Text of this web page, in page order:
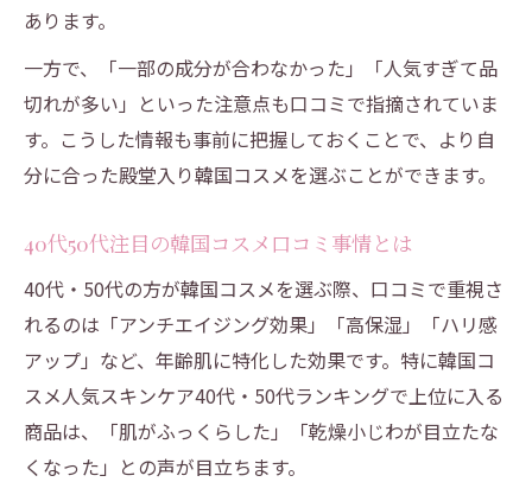
韓国コスメブランド一覧から殿堂入りを探
す
人気スキンケア韓国コスメの評価ポイント
40代50代注目の韓国コスメ殿堂入り実績と
は
あります。
一方で、「一部の成分が合わなかった」「人気すぎて品
切れが多い」といった注意点も口コミで指摘されていま
す。こうした情報も事前に把握しておくことで、より自
分に合った殿堂入り韓国コスメを選ぶことができます。
40代50代注目の韓国コスメ口コミ事情とは
40代・50代の方が韓国コスメを選ぶ際、口コミで重視さ
れるのは「アンチエイジング効果」「高保湿」「ハリ感
アップ」など、年齢肌に特化した効果です。特に韓国コ
スメ人気スキンケア40代・50代ランキングで上位に入る
商品は、「肌がふっくらした」「乾燥小じわが目立たな
くなった」との声が目立ちます。